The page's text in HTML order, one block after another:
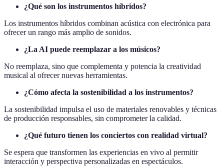
¿Qué son los instrumentos híbridos?
Los instrumentos híbridos combinan acústica con electrónica para
ofrecer un rango más amplio de sonidos.
¿La AI puede reemplazar a los músicos?
No reemplaza, sino que complementa y potencia la creatividad
musical al ofrecer nuevas herramientas.
¿Cómo afecta la sostenibilidad a los instrumentos?
La sostenibilidad impulsa el uso de materiales renovables y técnicas
de producción responsables, sin comprometer la calidad.
¿Qué futuro tienen los conciertos con realidad virtual?
Se espera que transformen las experiencias en vivo al permitir
interacción y perspectiva personalizadas en espectáculos.